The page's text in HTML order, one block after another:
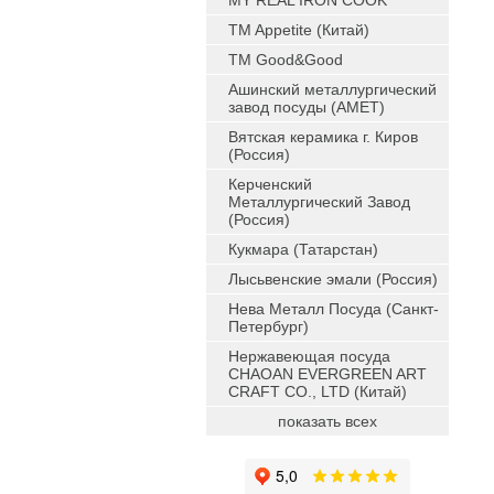
TM Appetite (Китай)
TM Good&Good
Ашинский металлургический
завод посуды (АМЕТ)
Вятская керамика г. Киров
(Россия)
Керченский
Металлургический Завод
(Россия)
Кукмара (Татарстан)
Лысьвенские эмали (Россия)
Нева Металл Посуда (Санкт-
Петербург)
Нержавеющая посуда
CHAOAN EVERGREEN ART
CRAFT CO., LTD (Китай)
показать всех